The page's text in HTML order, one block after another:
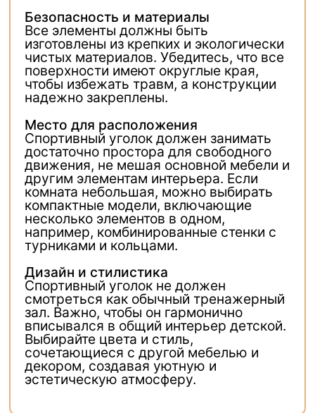
Безопасность и материалы
Все элементы должны быть
изготовлены из крепких и экологически
чистых материалов. Убедитесь, что все
поверхности имеют округлые края,
чтобы избежать травм, а конструкции
надежно закреплены.
Место для расположения
Спортивный уголок должен занимать
достаточно простора для свободного
движения, не мешая основной мебели и
другим элементам интерьера. Если
комната небольшая, можно выбирать
компактные модели, включающие
несколько элементов в одном,
например, комбинированные стенки с
турниками и кольцами.
Дизайн и стилистика
Спортивный уголок не должен
смотреться как обычный тренажерный
зал. Важно, чтобы он гармонично
вписывался в общий интерьер детской.
Выбирайте цвета и стиль,
сочетающиеся с другой мебелью и
декором, создавая уютную и
эстетическую атмосферу.